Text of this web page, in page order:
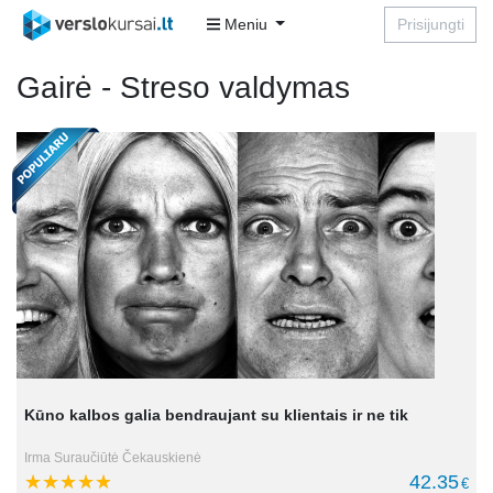
Meniu Prisijungti
Gairė - Streso valdymas
Kūno kalbos galia bendraujant su klientais ir ne tik
Irma Suraučiūtė Čekauskienė
42.35€